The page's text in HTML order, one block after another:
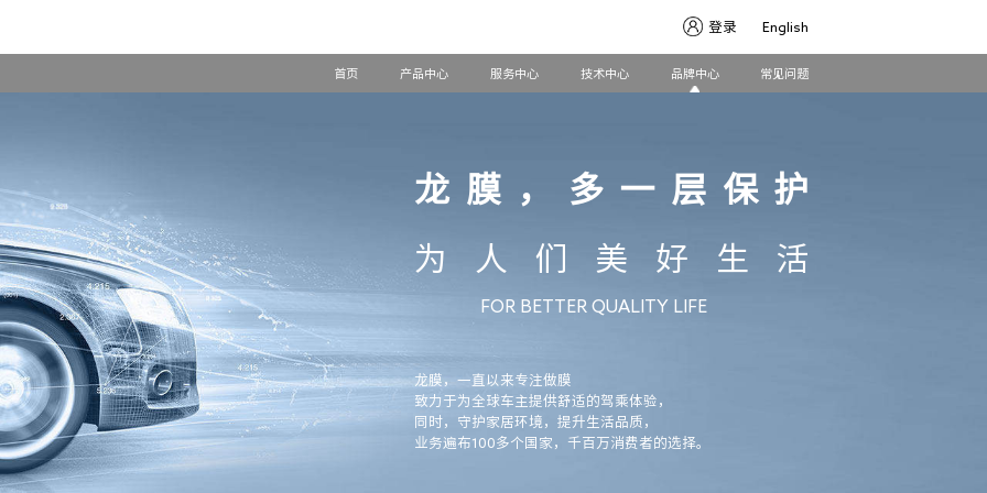
登录 English
首页 产品中心 服务中心 技术中心 品牌中心 常见问题
龙膜，多一层保护
为人们美好生活
FOR BETTER QUALITY LIFE
龙膜，一直以来专注做膜
致力于为全球车主提供舒适的驾乘体验，
同时，守护家居环境，提升生活品质，
业务遍布100多个国家，千百万消费者的选择。